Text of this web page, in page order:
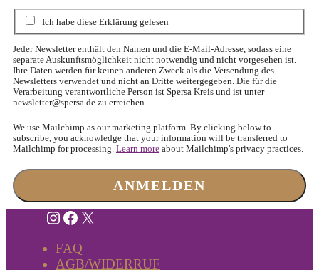
Ich habe diese Erklärung gelesen
Jeder Newsletter enthält den Namen und die E-Mail-Adresse, sodass eine
separate Auskunftsmöglichkeit nicht notwendig und nicht vorgesehen ist.
Ihre Daten werden für keinen anderen Zweck als die Versendung des
Newsletters verwendet und nicht an Dritte weitergegeben. Die für die
Verarbeitung verantwortliche Person ist Spersa Kreis und ist unter
newsletter@spersa.de zu erreichen.
We use Mailchimp as our marketing platform. By clicking below to
subscribe, you acknowledge that your information will be transferred to
Mailchimp for processing. Learn more about Mailchimp's privacy practices.
Instagram
Facebook
X
FAQ
AGB/WIDERRUF